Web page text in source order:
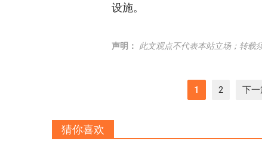
设施。
声明： 此文观点不代表本站立场；转载
1 2 下一
猜你喜欢